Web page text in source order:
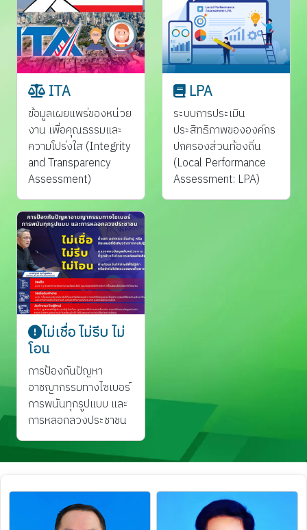
ITA
ข้อมูลเผยแพร่ของหน่วย
งาน เพื่อคุณธรรมและ
ความโปร่งใส (Integrity
and Transparency
Assessment)
LPA
ระบบการประเมิน
ประสิทธิภาพขององค์กร
ปกครองส่วนท้องถิ่น
(Local Performance
Assessment: LPA)
ไม่เชื่อ ไม่รีบ ไม่
โอน
การป้องกันปัญหา
อาชญากรรมทางไซเบอร์
การพนันทุกรูปแบบ และ
การหลอกลวงประชาชน